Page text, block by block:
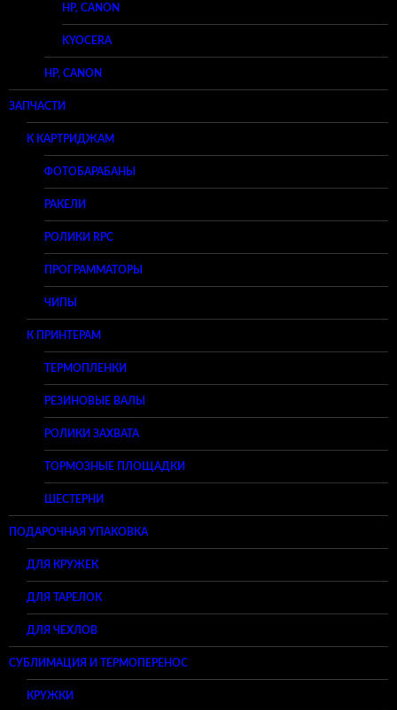
HP, CANON
KYOCERA
HP, CANON
ЗАПЧАСТИ
К КАРТРИДЖАМ
ФОТОБАРАБАНЫ
РАКЕЛИ
РОЛИКИ RPC
ПРОГРАММАТОРЫ
ЧИПЫ
К ПРИНТЕРАМ
ТЕРМОПЛЕНКИ
РЕЗИНОВЫЕ ВАЛЫ
РОЛИКИ ЗАХВАТА
ТОРМОЗНЫЕ ПЛОЩАДКИ
ШЕСТЕРНИ
ПОДАРОЧНАЯ УПАКОВКА
ДЛЯ КРУЖЕК
ДЛЯ ТАРЕЛОК
ДЛЯ ЧЕХЛОВ
СУБЛИМАЦИЯ И ТЕРМОПЕРЕНОС
КРУЖКИ